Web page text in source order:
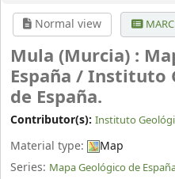
Normal view
Mula (Murcia) :
España /Instituto
de España.
Contributor(s): Instituto
Material type:
Map
Series: Mapa Geológico de